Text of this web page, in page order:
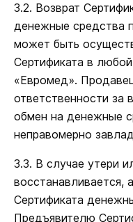
3.2. Возврат
денежные средства
может быть
Сертификата в
«Евромед».
ответственности за
обмен на денежные
неправомерно
3.3. В случае утери
восстанавливается,
Сертификата
Предъявителю